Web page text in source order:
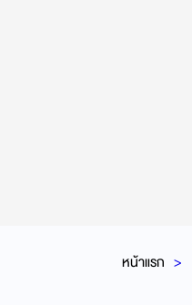
หน้าแรก